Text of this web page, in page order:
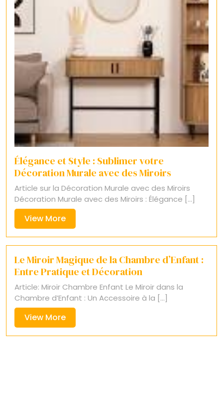
Élégance et Style : Sublimer votre
Décoration Murale avec des Miroirs
Article sur la Décoration Murale avec des Miroirs
Décoration Murale avec des Miroirs : Élégance [...]
View MoreView
More
Le Miroir Magique de la Chambre d’Enfant :
Entre Pratique et Décoration
Article: Miroir Chambre Enfant Le Miroir dans la
Chambre d’Enfant : Un Accessoire à la [...]
View MoreView
More